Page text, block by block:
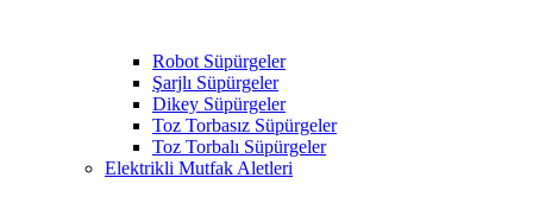
Robot Süpürgeler
Şarjlı Süpürgeler
Dikey Süpürgeler
Toz Torbasız Süpürgeler
Toz Torbalı Süpürgeler
Elektrikli Mutfak Aletleri